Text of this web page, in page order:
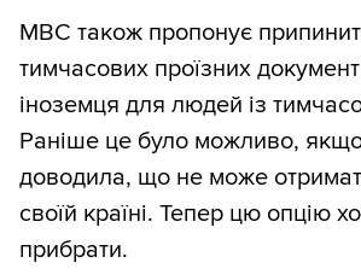
МВС також пропонує
тимчасових проїзних
іноземця для людей із
Раніше це було можливо,
доводила, що не може
своїй країні. Тепер цю опцію
прибрати.